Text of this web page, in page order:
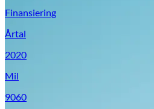
Finansiering
Årtal
2020
Mil
9060